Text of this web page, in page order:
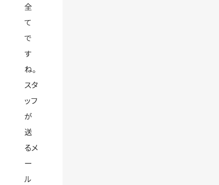
全
て
で
す
ね。
スタ
ッフ
が
送
るメ
ー
ル